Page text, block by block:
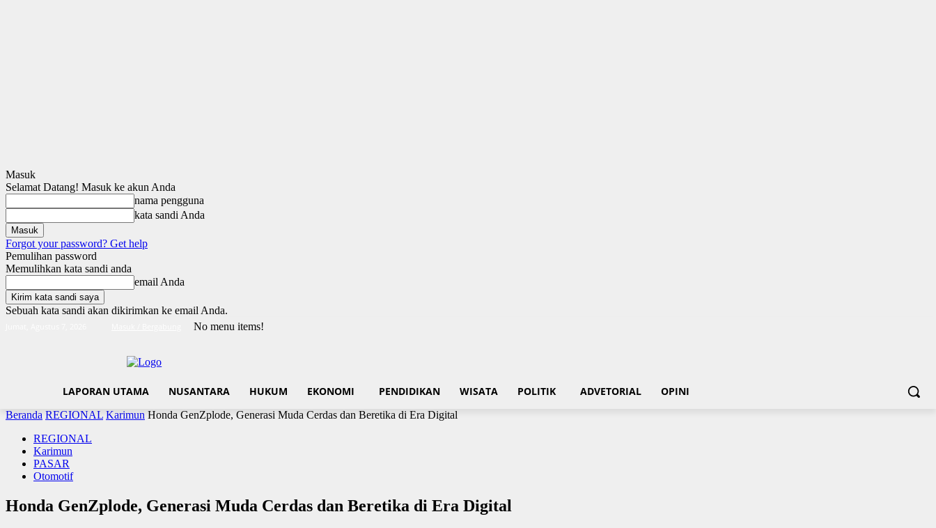
Masuk
Selamat Datang! Masuk ke akun Anda
nama pengguna
kata sandi Anda
Forgot your password? Get help
Pemulihan password
Memulihkan kata sandi anda
email Anda
Sebuah kata sandi akan dikirimkan ke email Anda.
No menu items!
LAPORAN UTAMA NUSANTARA HUKUM EKONOMI PENDIDIKAN WISATA POLITIK ADVETORIAL OPINI
Beranda REGIONAL Karimun Honda GenZplode, Generasi Muda Cerdas dan Beretika di Era Digital
REGIONAL
Karimun
PASAR
Otomotif
Honda GenZplode, Generasi Muda Cerdas dan Beretika di Era Digital